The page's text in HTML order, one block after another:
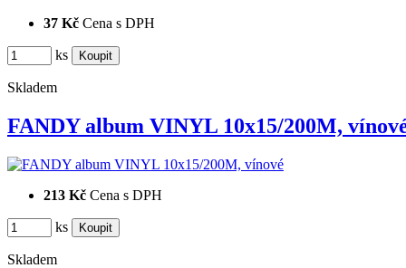
37 Kč Cena s DPH
ks
Skladem
FANDY album VINYL 10x15/200M,
213 Kč Cena s DPH
ks
Skladem